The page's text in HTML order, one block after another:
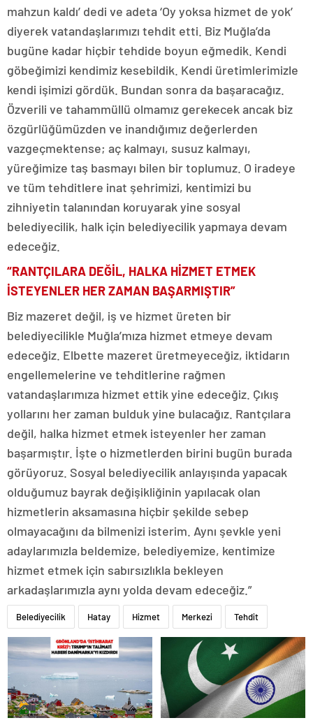
mahzun kaldı’ dedi ve adeta ‘Oy yoksa hizmet de yok’
diyerek vatandaşlarımızı tehdit etti. Biz Muğla’da
bugüne kadar hiçbir tehdide boyun eğmedik. Kendi
göbeğimizi kendimiz kesebildik. Kendi üretimlerimizle
kendi işimizi gördük. Bundan sonra da başaracağız.
Özverili ve tahammüllü olmamız gerekecek ancak biz
özgürlüğümüzden ve inandığımız değerlerden
vazgeçmektense; aç kalmayı, susuz kalmayı,
yüreğimize taş basmayı bilen bir toplumuz. O iradeye
ve tüm tehditlere inat şehrimizi, kentimizi bu
zihniyetin talanından koruyarak yine sosyal
belediyecilik, halk için belediyecilik yapmaya devam
edeceğiz.
“RANTÇILARA DEĞİL, HALKA HİZMET ETMEK
İSTEYENLER HER ZAMAN BAŞARMIŞTIR”
Biz mazeret değil, iş ve hizmet üreten bir
belediyecilikle Muğla’mıza hizmet etmeye devam
edeceğiz. Elbette mazeret üretmeyeceğiz, iktidarın
engellemelerine ve tehditlerine rağmen
vatandaşlarımıza hizmet ettik yine edeceğiz. Çıkış
yollarını her zaman bulduk yine bulacağız. Rantçılara
değil, halka hizmet etmek isteyenler her zaman
başarmıştır. İşte o hizmetlerden birini bugün burada
görüyoruz. Sosyal belediyecilik anlayışında yapacak
olduğumuz bayrak değişikliğinin yapılacak olan
hizmetlerin aksamasına hiçbir şekilde sebep
olmayacağını da bilmenizi isterim. Aynı şevkle yeni
adaylarımızla beldemize, belediyemize, kentimize
hizmet etmek için sabırsızlıkla bekleyen
arkadaşlarımızla aynı yolda devam edeceğiz.”
Belediyecilik Hatay Hizmet Merkezi Tehdit